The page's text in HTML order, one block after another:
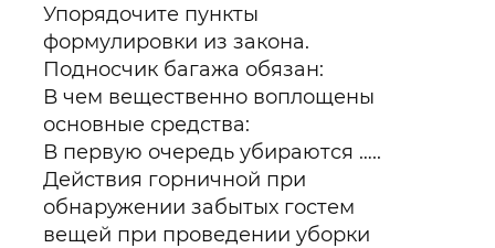
Упорядочите пункты
формулировки из закона.
Подносчик багажа обязан:
В чем вещественно воплощены
основные средства:
В первую очередь убираются …..
Действия горничной при
обнаружении забытых гостем
вещей при проведении уборки